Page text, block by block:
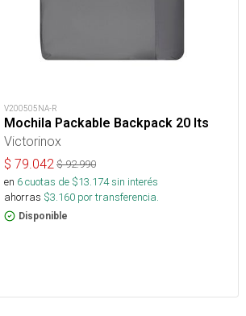
V200505NA-R
Mochila Packable Backpack 20 lts
Victorinox
$ 79.042 $92.990
en 6cuotas de $13.174sin interés
ahorras $3.160 por transferencia.
Disponible